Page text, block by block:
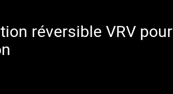
réversible VRV pour